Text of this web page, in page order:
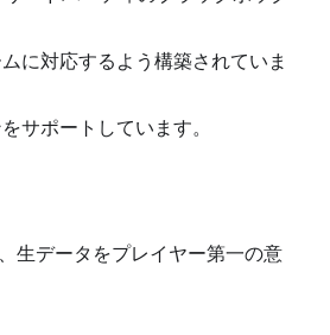
に対応するよう構築されていま
サポートしています。
生データをプレイヤー第一の意